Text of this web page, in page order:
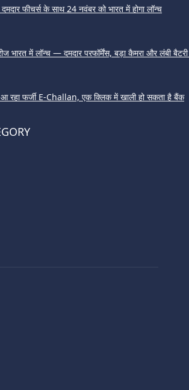
फीचर्स के साथ 24 नवंबर को भारत में होगा लॉन्च
भारत में लॉन्च — दमदार परफॉर्मेंस, बड़ा कैमरा और लंबी
आ रहा फर्जी E-Challan, एक क्लिक में खाली हो सकता है बैंक